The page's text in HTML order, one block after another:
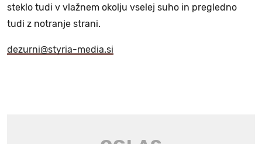
steklo tudi v vlažnem okolju vselej suho in pregledno
tudi z notranje strani.
dezurni@styria-media.si